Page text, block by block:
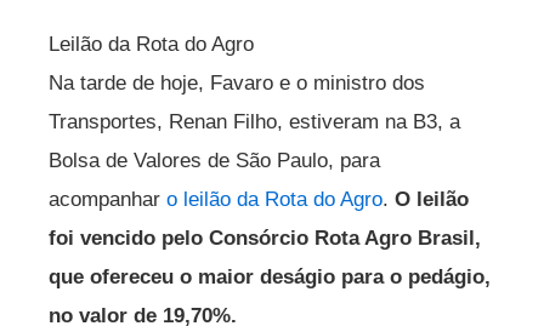
Leilão da Rota do Agro
Na tarde de hoje, Favaro e o ministro dos
Transportes, Renan Filho, estiveram na B3, a
Bolsa de Valores de São Paulo, para
acompanhar o leilão da Rota do Agro. O leilão
foi vencido pelo Consórcio Rota Agro Brasil,
que ofereceu o maior deságio para o pedágio,
no valor de 19,70%.